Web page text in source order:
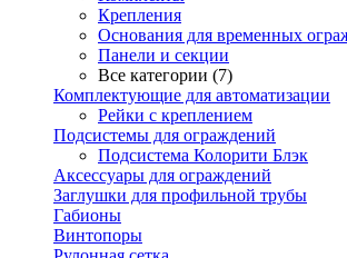
Крепления
Основания для временных
Панели и секции
Все категории (7)
Комплектующие для автоматизации
Рейки с креплением
Подсистемы для ограждений
Подсистема Колорити Блэк
Аксессуары для ограждений
Заглушки для профильной трубы
Габионы
Винтопоры